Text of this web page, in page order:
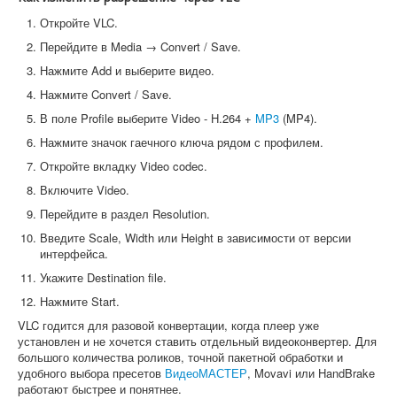
Откройте VLC.
Перейдите в Media → Convert / Save.
Нажмите Add и выберите видео.
Нажмите Convert / Save.
В поле Profile выберите Video - H.264 + MP3 (MP4).
Нажмите значок гаечного ключа рядом с профилем.
Откройте вкладку Video codec.
Включите Video.
Перейдите в раздел Resolution.
Введите Scale, Width или Height в зависимости от версии
интерфейса.
Укажите Destination file.
Нажмите Start.
VLC годится для разовой конвертации, когда плеер уже
установлен и не хочется ставить отдельный видеоконвертер. Для
большого количества роликов, точной пакетной обработки и
удобного выбора пресетов ВидеоМАСТЕР, Movavi или HandBrake
работают быстрее и понятнее.